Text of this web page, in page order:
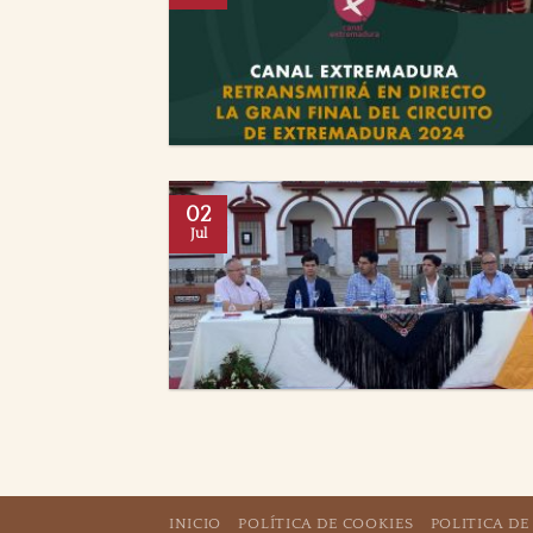
02
Jul
INICIO POLÍTICA DE COOKIES POLITICA